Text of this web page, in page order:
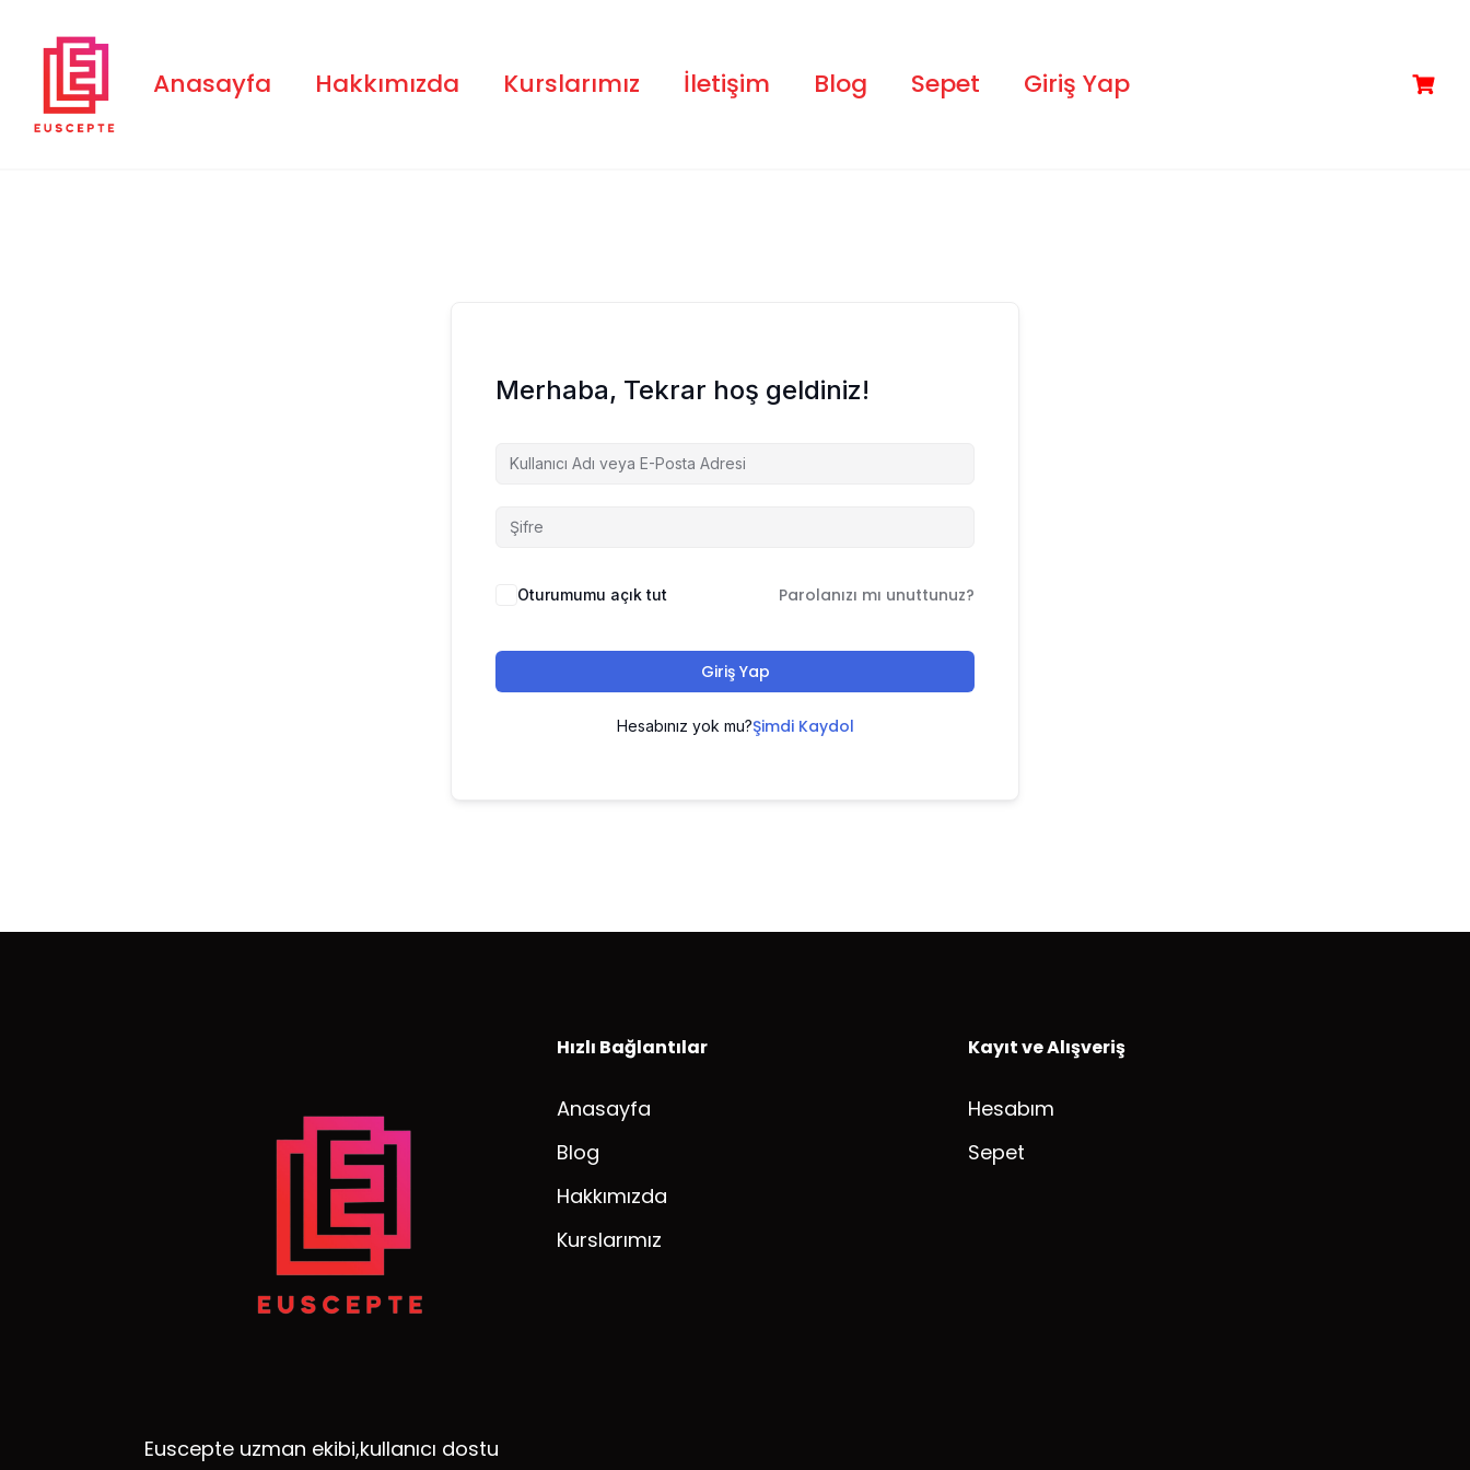
Anasayfa Hakkımızda Kurslarımız İletişim Blog Sepet Giriş Yap
Merhaba, Tekrar hoş geldiniz!
Oturumumu açık tut Parolanızı mı unuttunuz?
Giriş Yap
Hesabınız yok mu?Şimdi Kaydol
Euscepte uzman ekibi,kullanıcı dostu
Hızlı Bağlantılar
Anasayfa
Blog
Hakkımızda
Kurslarımız
Kayıt ve Alışveriş
Hesabım
Sepet